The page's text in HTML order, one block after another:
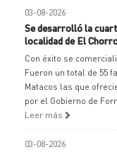
03-08-2026
Se desarrolló la
localidad de El
Con éxito se
Fueron un total de 55
Matacos las que
por el Gobierno de
Leer más
03-08-2026